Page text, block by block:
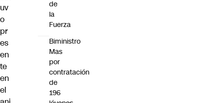
uv
o
pr
es
en
te
en
el
de
la
Fuerza
Biministro
Mas
por
contratación
de
196